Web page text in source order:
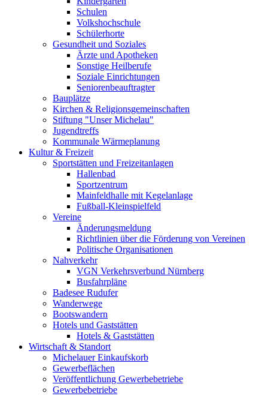
Schulen
Volkshochschule
Schülerhorte
Gesundheit und Soziales
Ärzte und Apotheken
Sonstige Heilberufe
Soziale Einrichtungen
Seniorenbeauftragter
Bauplätze
Kirchen & Religionsgemeinschaften
Stiftung "Unser Michelau"
Jugendtreffs
Kommunale Wärmeplanung
Kultur & Freizeit
Sportstätten und Freizeitanlagen
Hallenbad
Sportzentrum
Mainfeldhalle mit Kegelanlage
Fußball-Kleinspielfeld
Vereine
Änderungsmeldung
Richtlinien über die Förderung von Vereinen
Politische Organisationen
Nahverkehr
VGN Verkehrsverbund Nürnberg
Busfahrpläne
Badesee Rudufer
Wanderwege
Bootswandern
Hotels und Gaststätten
Hotels & Gaststätten
Wirtschaft & Standort
Michelauer Einkaufskorb
Gewerbeflächen
Veröffentlichung Gewerbebetriebe
Gewerbebetriebe